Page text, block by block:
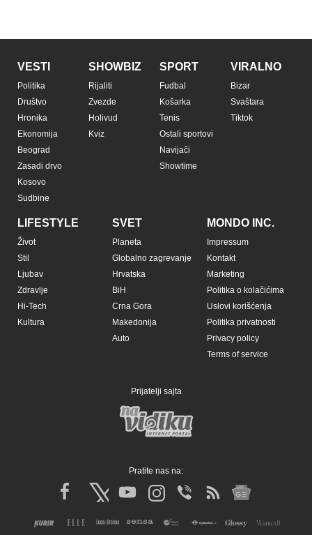
VESTI
Politika
Društvo
Hronika
Ekonomija
Beograd
Zasadi drvo
Kosovo
Sudbine
SHOWBIZ
Rijaliti
Zvezde
Holivud
Kviz
SPORT
Fudbal
Košarka
Tenis
Ostali sportovi
Navijači
Showtime
VIRALNO
Bizar
Svaštara
Tiktok
LIFESTYLE
Život
Stil
Ljubav
Zdravlje
Hi-Tech
Kultura
SVET
Planeta
Globalno zagrevanje
Hrvatska
BiH
Crna Gora
Makedonija
Auto
MONDO INC.
Impressum
Kontakt
Marketing
Politika o kolačićima
Uslovi korišćenja
Politika privatnosti
Privacy policy
Terms of service
Prijatelji sajta
Pratite nas na: